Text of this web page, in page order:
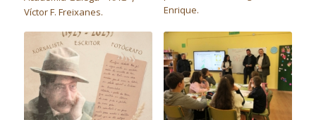
Víctor F. Freixanes.
Enrique.